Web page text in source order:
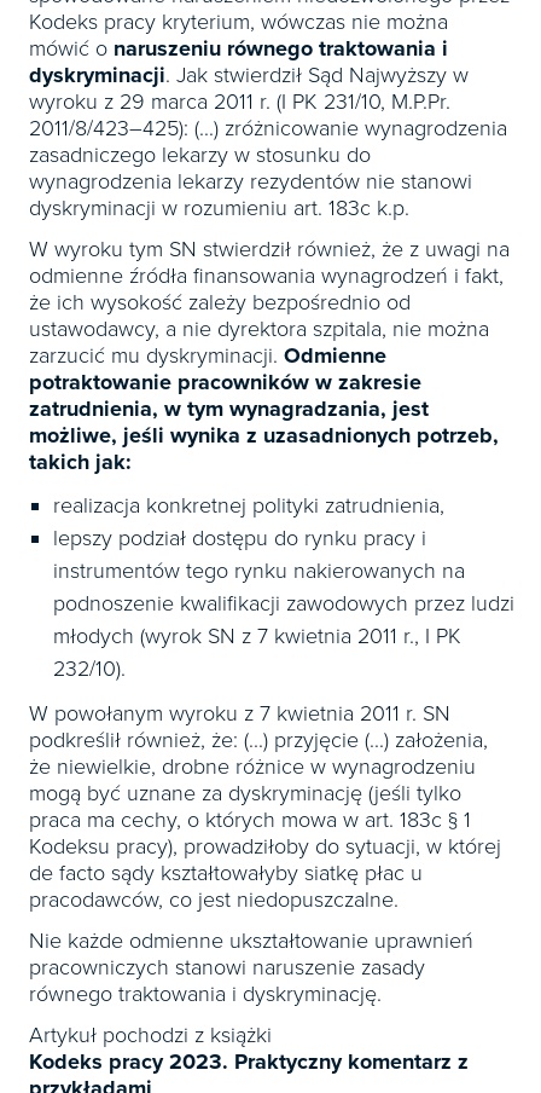
Kodeks pracy kryterium, wówczas nie można
mówić o naruszeniu równego traktowania i
dyskryminacji. Jak stwierdził Sąd Najwyższy w
wyroku z 29 marca 2011 r. (I PK 231/10, M.P.Pr.
2011/8/423–425): (...) zróżnicowanie wynagrodzenia
zasadniczego lekarzy w stosunku do
wynagrodzenia lekarzy rezydentów nie stanowi
dyskryminacji w rozumieniu art. 183c k.p.
W wyroku tym SN stwierdził również, że z uwagi na
odmienne źródła finansowania wynagrodzeń i fakt,
że ich wysokość zależy bezpośrednio od
ustawodawcy, a nie dyrektora szpitala, nie można
zarzucić mu dyskryminacji. Odmienne
potraktowanie pracowników w zakresie
zatrudnienia, w tym wynagradzania, jest
możliwe, jeśli wynika z uzasadnionych potrzeb,
takich jak:
realizacja konkretnej polityki zatrudnienia,
lepszy podział dostępu do rynku pracy i
instrumentów tego rynku nakierowanych na
podnoszenie kwalifikacji zawodowych przez ludzi
młodych (wyrok SN z 7 kwietnia 2011 r., I PK
232/10).
W powołanym wyroku z 7 kwietnia 2011 r. SN
podkreślił również, że: (...) przyjęcie (...) założenia,
że niewielkie, drobne różnice w wynagrodzeniu
mogą być uznane za dyskryminację (jeśli tylko
praca ma cechy, o których mowa w art. 183c § 1
Kodeksu pracy), prowadziłoby do sytuacji, w której
de facto sądy kształtowałyby siatkę płac u
pracodawców, co jest niedopuszczalne.
Nie każde odmienne ukształtowanie uprawnień
pracowniczych stanowi naruszenie zasady
równego traktowania i dyskryminację.
Artykuł pochodzi z książki
Kodeks pracy 2023. Praktyczny komentarz z
przykładami